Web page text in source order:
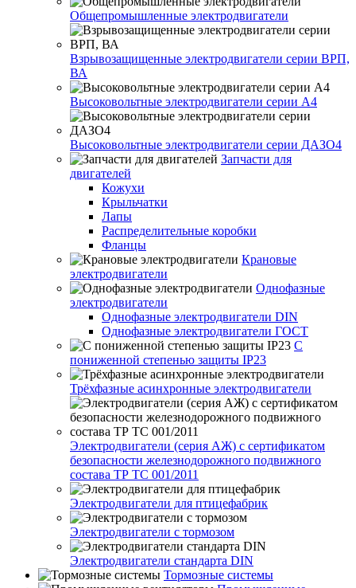
Общепромышленные электродвигатели
Взрывозащищенные электродвигатели серии ВРП,
ВА
Высоковольтные электродвигатели серии А4
Высоковольтные электродвигатели серии ДАЗО4
Запчасти для
двигателей
Кожухи
Крыльчатки
Лапы
Распределительные коробки
Фланцы
Крановые
электродвигатели
Однофазные
электродвигатели
Однофазные электродвигатели DIN
Однофазные электродвигатели ГОСТ
С
пониженной степенью защиты IP23
Трёхфазные асинхронные электродвигатели
Электродвигатели (серия АЖ) с сертификатом
безопасности железнодорожного подвижного
состава ТР ТС 001/2011
Электродвигатели для птицефабрик
Электродвигатели с тормозом
Электродвигатели стандарта DIN
Тормозные системы